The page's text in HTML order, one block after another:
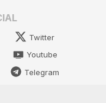
Twitter
Youtube
Telegram